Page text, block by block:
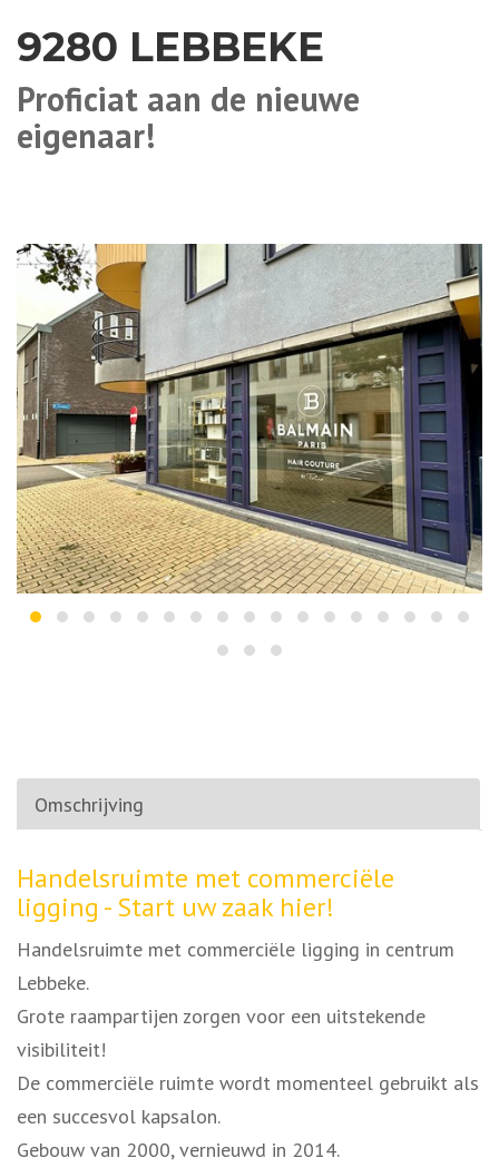
9280 LEBBEKE
Proficiat aan de nieuwe
eigenaar!
Omschrijving
Omschrijving
Handelsruimte met commerciële
ligging - Start uw zaak hier!
Handelsruimte met commerciële ligging in centrum
Lebbeke.
Grote raampartijen zorgen voor een uitstekende
visibiliteit!
De commerciële ruimte wordt momenteel gebruikt als
een succesvol kapsalon.
Gebouw van 2000, vernieuwd in 2014.